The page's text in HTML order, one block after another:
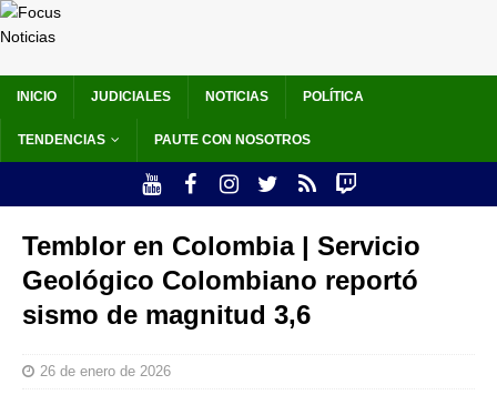
INICIO JUDICIALES NOTICIAS POLÍTICA
TENDENCIAS PAUTE CON NOSOTROS
Temblor en Colombia | Servicio
Geológico Colombiano reportó
sismo de magnitud 3,6
26 de enero de 2026